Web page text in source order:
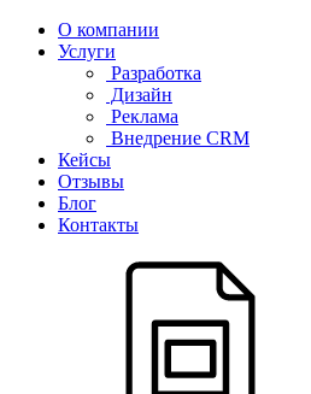
О компании
Услуги
Разработка
Дизайн
Реклама
Внедрение CRM
Кейсы
Отзывы
Блог
Контакты